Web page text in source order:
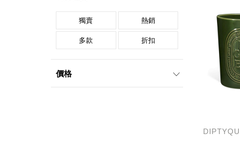
獨賣 熱銷
多款 折扣
價格